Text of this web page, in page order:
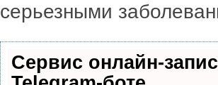
серьезными
Сервис онлайн-